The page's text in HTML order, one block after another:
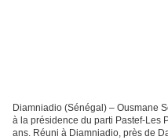
Diamniadio (Sénégal) – Ousmane
à la présidence du parti Pastef-Les
ans. Réuni à Diamniadio, près de